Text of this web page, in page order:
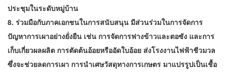
ประชุมในระดับหมู่บ้าน
8. ร่วมมือกับภาคเอกชนในการสนับสนุน มีส่วนร่วมในการจัดการ
ปัญหาการเผาอย่างยั่งยืน เช่น การจัดการฟางข้าวและตอซัง และการ
เก็บเกี่ยวผลผลิต การตัดต้นอ้อยหรืออัดใบอ้อย ส่งโรงงานไฟฟ้าชีวมวล
ซึ่งจะช่วยลดการเผา การนำเศษวัสดุทางการเกษตร มาแปรรูปเป็นเชื้อ